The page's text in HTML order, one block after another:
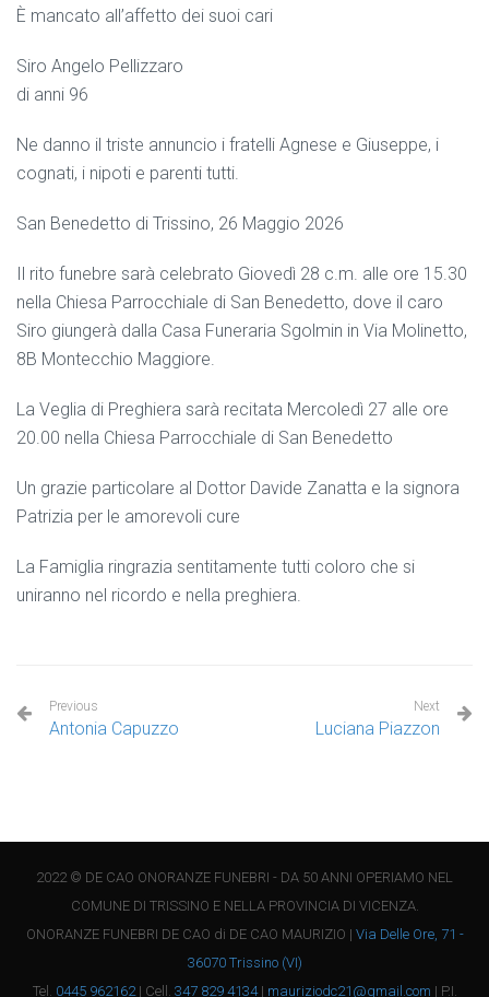
È mancato all’affetto dei suoi cari
Siro Angelo Pellizzaro
di anni 96
Ne danno il triste annuncio i fratelli Agnese e Giuseppe, i
cognati, i nipoti e parenti tutti.
San Benedetto di Trissino, 26 Maggio 2026
Il rito funebre sarà celebrato Giovedì 28 c.m. alle ore 15.30
nella Chiesa Parrocchiale di San Benedetto, dove il caro
Siro giungerà dalla Casa Funeraria Sgolmin in Via Molinetto,
8B Montecchio Maggiore.
La Veglia di Preghiera sarà recitata Mercoledì 27 alle ore
20.00 nella Chiesa Parrocchiale di San Benedetto
Un grazie particolare al Dottor Davide Zanatta e la signora
Patrizia per le amorevoli cure
La Famiglia ringrazia sentitamente tutti coloro che si
uniranno nel ricordo e nella preghiera.
Previous
Antonia Capuzzo
Next
Luciana Piazzon
2022 © DE CAO ONORANZE FUNEBRI - DA 50 ANNI OPERIAMO NEL
COMUNE DI TRISSINO E NELLA PROVINCIA DI VICENZA.
ONORANZE FUNEBRI DE CAO di DE CAO MAURIZIO | Via Delle Ore, 71 -
36070 Trissino (VI)
Tel. 0445 962162| Cell. 347 829 4134| mauriziodc21@gmail.com | P.I.